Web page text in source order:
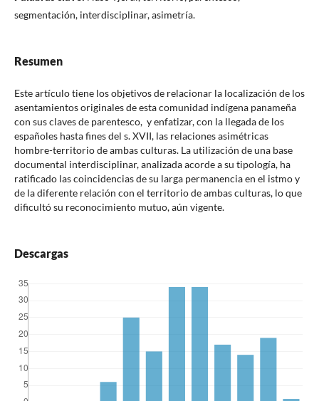
segmentación, interdisciplinar, asimetría.
Resumen
Este artículo tiene los objetivos de relacionar la localización de los
asentamientos originales de esta comunidad indígena panameña
con sus claves de parentesco, y enfatizar, con la llegada de los
españoles hasta fines del s. XVII, las relaciones asimétricas
hombre-territorio de ambas culturas. La utilización de una base
documental interdisciplinar, analizada acorde a su tipología, ha
ratificado las coincidencias de su larga permanencia en el istmo y
de la diferente relación con el territorio de ambas culturas, lo que
dificultó su reconocimiento mutuo, aún vigente.
Descargas